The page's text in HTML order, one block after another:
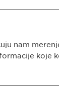
stanje
nam
koje